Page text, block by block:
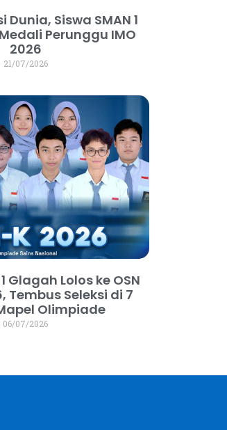
Siswa SMAN 1
Perunggu IMO
2026
21/07/2026
Glagah Lolos ke OSN
Tembus Seleksi di 7
Olimpiade
06/07/2026